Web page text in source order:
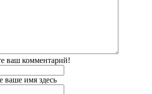
ваш комментарий!
ваше имя здесь